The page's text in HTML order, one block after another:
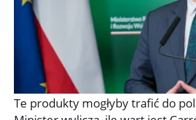
Te produkty mogłyby trafić do